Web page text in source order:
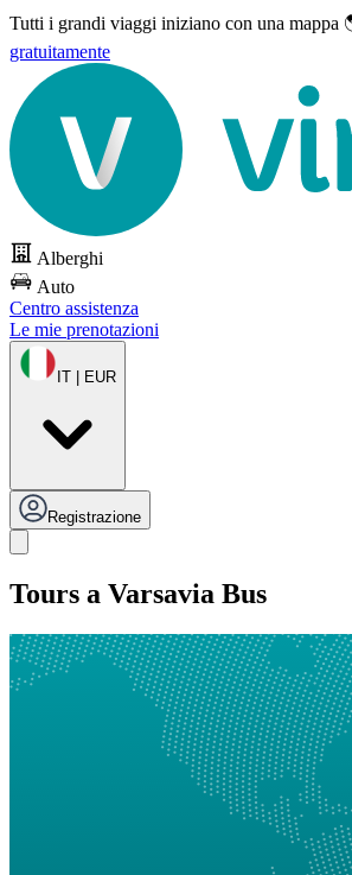
Tutti i grandi viaggi iniziano con una mappa
gratuitamente
Alberghi
Auto
Centro assistenza
Le mie prenotazioni
IT | EUR
Registrazione
Tours a Varsavia Bus